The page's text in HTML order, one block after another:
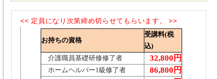
<< 定員になり次第締め切らせてもらいます。 >>
お持ちの資格
受講料(税
込)
介護職員基礎研修修了者
32,800円
ホームヘルパー1級修了者 86,800円